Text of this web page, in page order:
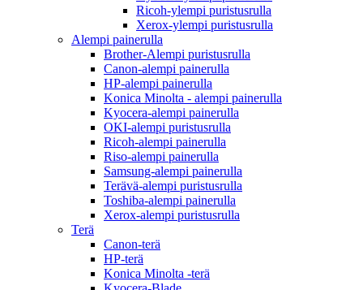
Ricoh-ylempi puristusrulla
Xerox-ylempi puristusrulla
Alempi painerulla
Brother-Alempi puristusrulla
Canon-alempi painerulla
HP-alempi painerulla
Konica Minolta - alempi painerulla
Kyocera-alempi painerulla
OKI-alempi puristusrulla
Ricoh-alempi painerulla
Riso-alempi painerulla
Samsung-alempi painerulla
Terävä-alempi puristusrulla
Toshiba-alempi painerulla
Xerox-alempi puristusrulla
Terä
Canon-terä
HP-terä
Konica Minolta -terä